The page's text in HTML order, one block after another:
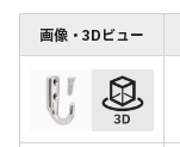
画像・3Dビュー